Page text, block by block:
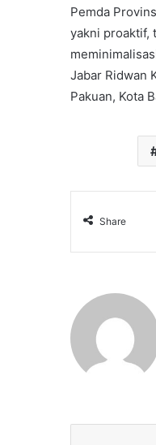
Pemda
yakni proaktif,
Jabar Ridwan
Pakuan, Kota
Share